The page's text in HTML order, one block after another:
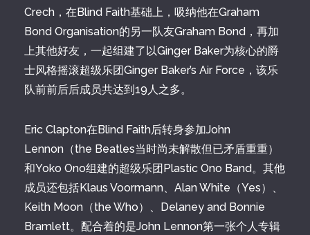
Crech，在Blind Faith基础上，吸纳他在Graham
Bond Organisation的另一队友Graham Bond，再加
上其他好友，一起组建了以Ginger Baker为核心的爵
士风格摇滚超级乐团Ginger Baker’s Air Force，该乐
队前前后后成员共达到19人之多。
Eric Clapton在Blind Faith后转身参加John
Lennon（the Beatles当时尚未解散但已矛盾重重）
和Yoko Ono组建的超级乐团Plastic Ono Band。其他
成员还包括Klaus Voormann、Alan White（Yes）、
Keith Moon（the Who）、Delaney and Bonnie
Bramlett。配合着的是John Lennon第一张个人专辑